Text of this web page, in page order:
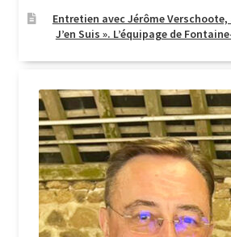
Entretien avec Jérôme
J’en Suis ». L’équipage de